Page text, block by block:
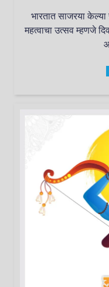
भारतात साजरया केल्या जाणाऱ्या सणांमध्ये सर्वात प्रसिद्ध आणि
महत्वाचा उत्सव म्हणजे